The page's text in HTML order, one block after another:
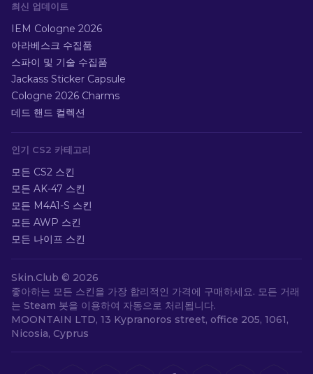
최신 업데이트
IEM Cologne 2026
아라베스크 수집품
스파이 및 기술 수집품
Jackass Sticker Capsule
Cologne 2026 Charms
데드 핸드 컬렉션
인기 CS2 카테고리
모든 CS2 스킨
모든 AK-47 스킨
모든 M4A1-S 스킨
모든 AWP 스킨
모든 나이프 스킨
Skin.Club © 2026
좋아하는 모든 스킨을 가장 합리적인 가격에 구매하세요. 모든 거래
는 Steam 봇을 이용하여 자동으로 처리됩니다.
MOONTAIN LTD, 13 Kypranoros street, office 205, 1061,
Nicosia, Cyprus